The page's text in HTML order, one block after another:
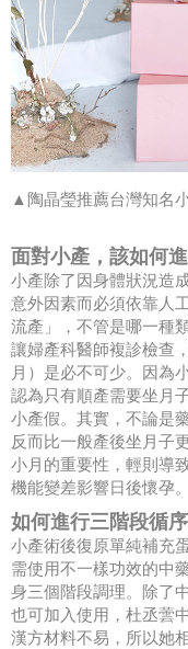
▲陶晶瑩推薦台灣知名
面對小產，該如何
小產除了因身體狀況造
意外因素而必須依靠人
流產」，不管是哪一種
讓婦產科醫師複診檢查
月）是必不可少。因為
認為只有順產需要坐月
小產假。其實，不論是
反而比一般產後坐月子
小月的重要性，輕則導
機能變差影響日後懷孕。
如何進行三階段循
小產術後復原單純補充
需使用不一樣功效的中
身三個階段調理。除了
也可加入使用，杜丞蕓
漢方材料不易，所以她